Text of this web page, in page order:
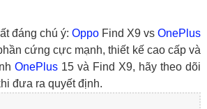
đáng chú ý: OppoFind X9 vsOnePlus
cứng cực mạnh, thiết kế cao cấp và
OnePlus 15 và Find X9, hãy theo dõi
đưa ra quyết định.